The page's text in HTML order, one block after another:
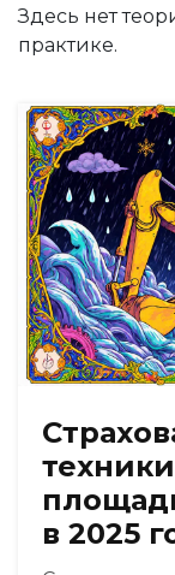
Здесь нет
практике.
в 2025